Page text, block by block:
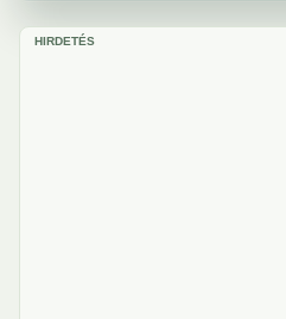
HIRDETÉS